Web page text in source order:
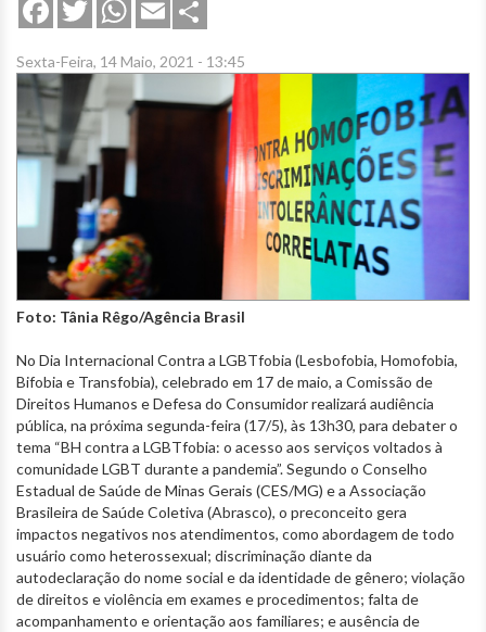
FacebookTwitterWhatsApp
Email
Sexta-Feira, 14 Maio, 2021 - 13:45
Foto: Tânia Rêgo/Agência Brasil
No Dia Internacional Contra a LGBTfobia (Lesbofobia, Homofobia,
Bifobia e Transfobia), celebrado em 17 de maio, a Comissão de
Direitos Humanos e Defesa do Consumidor realizará audiência
pública, na próxima segunda-feira (17/5), às 13h30, para debater o
tema “BH contra a LGBTfobia: o acesso aos serviços voltados à
comunidade LGBT durante a pandemia”. Segundo o Conselho
Estadual de Saúde de Minas Gerais (CES/MG) e a Associação
Brasileira de Saúde Coletiva (Abrasco), o preconceito gera
impactos negativos nos atendimentos, como abordagem de todo
usuário como heterossexual; discriminação diante da
autodeclaração do nome social e da identidade de gênero; violação
de direitos e violência em exames e procedimentos; falta de
acompanhamento e orientação aos familiares; e ausência de